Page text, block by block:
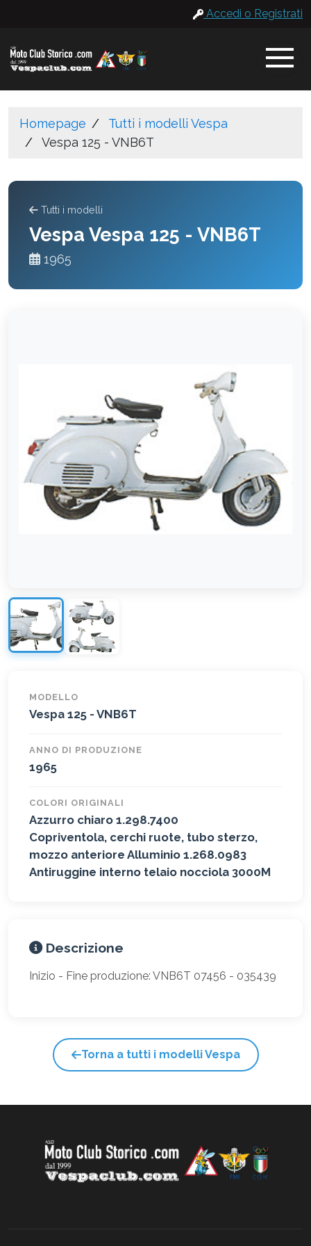
Accedi o Registrati
Homepage
Tutti i modelli Vespa
Vespa 125 - VNB6T
Tutti i modelli
Vespa Vespa 125 - VNB6T
1965
MODELLO
Vespa 125 - VNB6T
ANNO DI PRODUZIONE
1965
COLORI ORIGINALI
Azzurro chiaro 1.298.7400
Copriventola, cerchi ruote, tubo sterzo,
mozzo anteriore Alluminio 1.268.0983
Antiruggine interno telaio nocciola 3000M
Descrizione
Inizio - Fine produzione: VNB6T 07456 - 035439
Torna a tutti i modelli Vespa